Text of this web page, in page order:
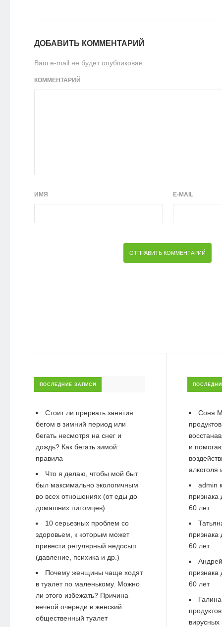
ДОБАВИТЬ КОММЕНТАРИЙ
Ваш e-mail не будет опубликован.
КОММЕНТАРИЙ
ИМЯ E-MAIL
ПОСЛЕДНИЕ ЗАПИСИ
Стоит ли прервать занятия
бегом в зимний период или
бегать несмотря на снег и
дождь? Как бегать зимой:
правила
Что я делаю, чтобы мой быт
был максимально экологичным
во всех отношениях (от еды до
домашних питомцев)
10 серьезных проблем со
здоровьем, к которым может
привести регулярный недосып
(давление, психика и др.)
Почему женщины чаще ходят
в туалет по маленькому. Можно
ли этого избежать? Причина
вечной очереди в женский
общественный туалет
Соня
и
алкоголя
admin
60 лет
60 лет
Андрей
60 лет
Галина
вирусных